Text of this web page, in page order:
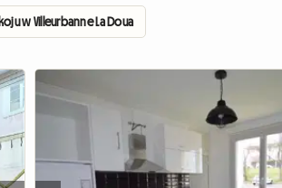
w Villeurbanne La Doua